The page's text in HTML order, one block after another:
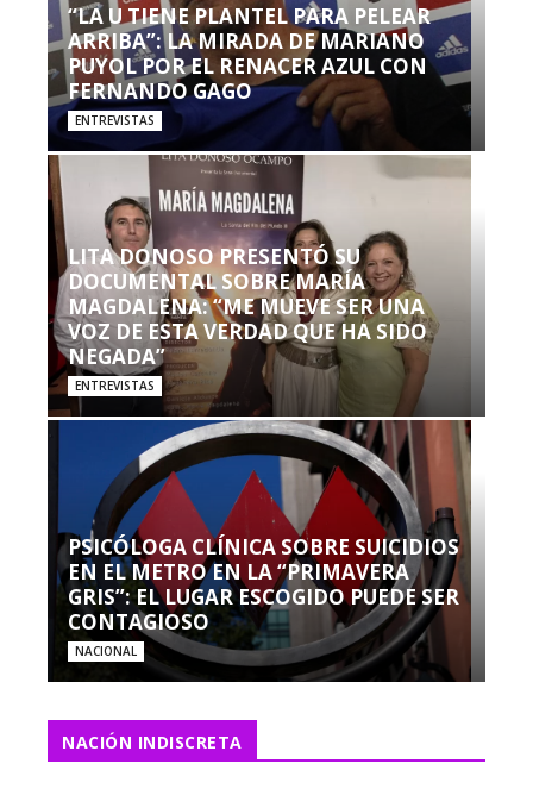
“LA U TIENE PLANTEL PARA PELEAR
ARRIBA”: LA MIRADA DE MARIANO
PUYOL POR EL RENACER AZUL CON
FERNANDO GAGO
ENTREVISTAS
LITA DONOSO PRESENTÓ SU
DOCUMENTAL SOBRE MARÍA
MAGDALENA: “ME MUEVE SER UNA
VOZ DE ESTA VERDAD QUE HA SIDO
NEGADA”
ENTREVISTAS
PSICÓLOGA CLÍNICA SOBRE SUICIDIOS
EN EL METRO EN LA “PRIMAVERA
GRIS”: EL LUGAR ESCOGIDO PUEDE SER
CONTAGIOSO
NACIONAL
NACIÓN INDISCRETA